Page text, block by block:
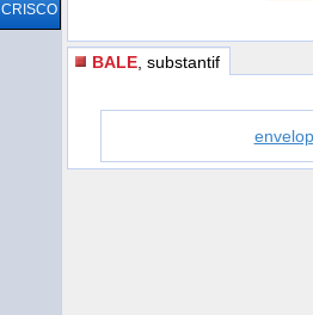
CRISCO
BALE , substantif